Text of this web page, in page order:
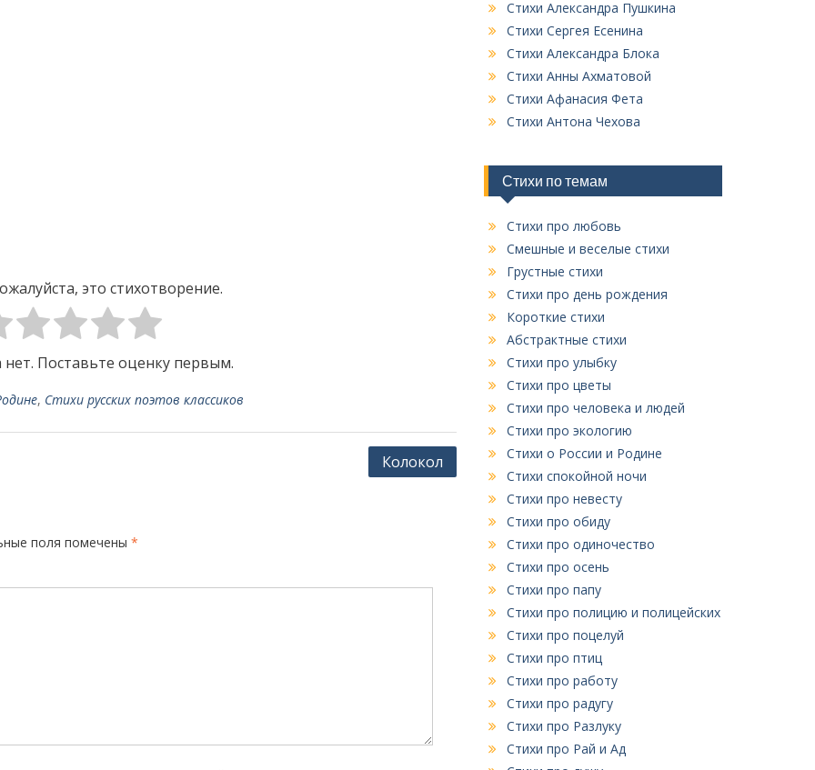
это стихотворение.
Поставьте оценку первым.
, Стихи русских поэтов классиков
Колокол
поля помечены *
к
в
е
х
р
у
к
Стихи Александра Пушкина
Стихи Сергея Есенина
Стихи Александра Блока
Стихи Анны Ахматовой
Стихи Афанасия Фета
Стихи Антона Чехова
Стихи по темам
Стихи про любовь
Смешные и веселые стихи
Грустные стихи
Стихи про день рождения
Короткие стихи
Абстрактные стихи
Стихи про улыбку
Стихи про цветы
Стихи про человека и людей
Стихи про экологию
Стихи о России и Родине
Стихи спокойной ночи
Стихи про невесту
Стихи про обиду
Стихи про одиночество
Стихи про осень
Стихи про папу
Стихи про полицию и полицейских
Стихи про поцелуй
Стихи про птиц
Стихи про работу
Стихи про радугу
Стихи про Разлуку
Стихи про Рай и Ад